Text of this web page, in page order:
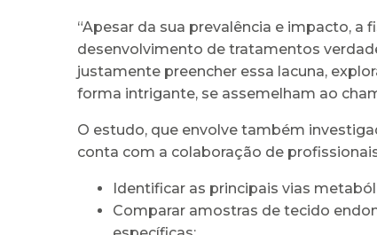
“Apesar da sua prevalência e impacto,
desenvolvimento de tratamentos
justamente preencher essa lacuna,
forma intrigante, se assemelham ao
O estudo, que envolve também
conta com a colaboração de
Identificar as principais vias
Comparar amostras de tecido